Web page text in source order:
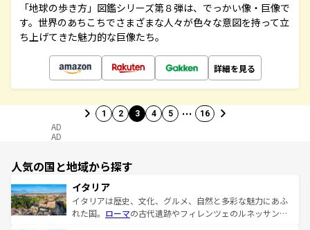
「地球の歩き方」図鑑シリーズ第８弾は、でっかい像・巨像で
す。世界のあちこちでさまざまな人々が色々な意図を持って立
ち上げてきた魅力的な巨像たち。
詳細を見る
1 2 3 4 5 … 16
AD
AD
人気の国と地域から探す
イタリア
イタリアは歴史、文化、グルメ、自然と多彩な魅力にあふ
れた国。 ローマの古代遺跡やフィレンツェのルネッサンス